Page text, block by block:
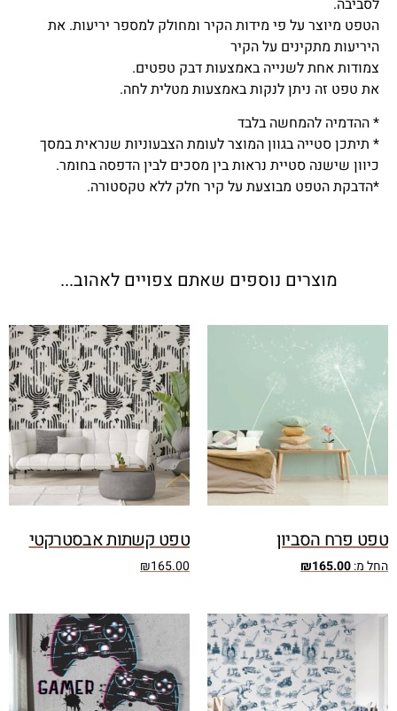
הטפט מיוצר על פי מידות הקיר ומחולק למספר יריעות. את
היריעות מתקינים על הקיר
צמודות אחת לשנייה באמצעות דבק טפטים.
את טפט זה ניתן לנקות באמצעות מטלית לחה.
* ההדמיה להמחשה בלבד
* תיתכן סטייה בגוון המוצר לעומת הצבעוניות שנראית במסך
כיוון שישנה סטיית נראות בין מסכים לבין הדפסה בחומר.
*הדבקת הטפט מבוצעת על קיר חלק ללא טקסטורה.
מוצרים נוספים שאתם צפויים לאהוב...
טפט פרח הסביון
החל מ: ₪165.00
טפט קשתות אבסטרקטי
₪165.00